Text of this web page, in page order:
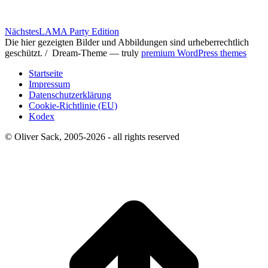
NächstesNächster
Beitrag:
LAMA Party Edition
Die hier gezeigten Bilder und Abbildungen sind urheberrechtlich
geschützt. / Dream-Theme — truly premium WordPress themes
Startseite
Impressum
Datenschutzerklärung
Cookie-Richtlinie (EU)
Kodex
© Oliver Sack, 2005-2026 - all rights reserved